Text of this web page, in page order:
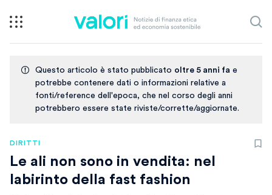
Questo articolo è stato pubblicato oltre 5 anni fa e
potrebbe contenere dati o informazioni relative a
fonti/reference dell'epoca, che nel corso degli anni
potrebbero essere state riviste/corrette/aggiornate.
DIRITTI
Le ali non sono in vendita: nel
labirinto della fast fashion